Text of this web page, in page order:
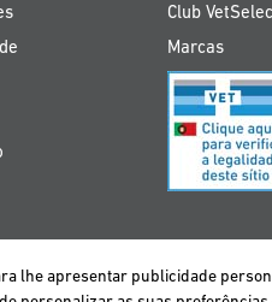
Club
Marcas
ESPAÑA FRANCE
lhe apresentar publicidade